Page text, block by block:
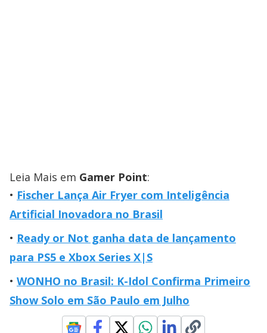
Leia Mais em Gamer Point:
Fischer Lança Air Fryer com Inteligência
Artificial Inovadora no Brasil
Ready or Not ganha data de lançamento
para PS5 e Xbox Series X|S
WONHO no Brasil: K-Idol Confirma Primeiro
Show Solo em São Paulo em Julho